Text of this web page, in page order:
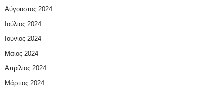
Αύγουστος 2024
Ιούλιος 2024
Ιούνιος 2024
Μάιος 2024
Απρίλιος 2024
Μάρτιος 2024